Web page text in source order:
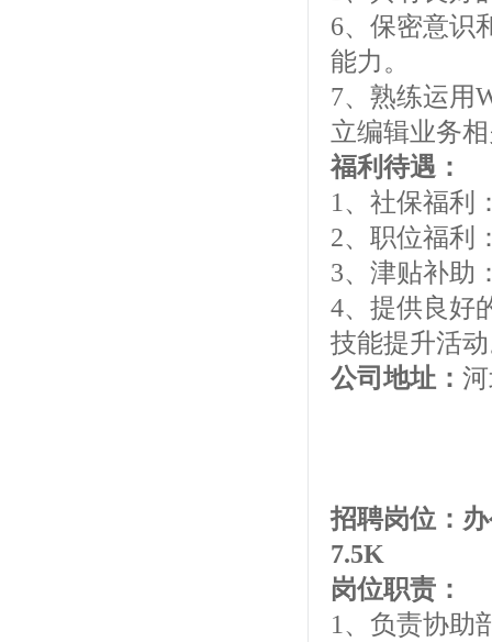
6、保密意识
能力。
7、熟练运用
立编辑业务
福利待遇：
1、社保福利
2、职位福利
3、津贴补助
4、提供良好
技能提升活
公司地址：
招聘岗位：
7.5K
岗位职责：
1、负责协助